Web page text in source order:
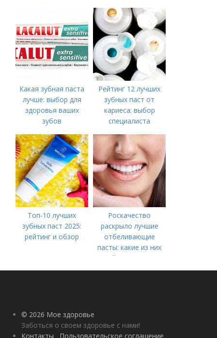
Какая зубная паста
лучше: выбор для
здоровья ваших
зубов
Рейтинг 12 лучших
зубных паст от
кариеса: выбор
специалиста
Топ-10 лучших
зубных паст 2025:
рейтинг и обзор
Роскачество
раскрыло лучшие
отбеливающие
пасты: какие из них
действительно
работают
© 2026 Мое здоровье
Заботься о своем здоровье с нами!
Контакты
Пользовательское соглашение